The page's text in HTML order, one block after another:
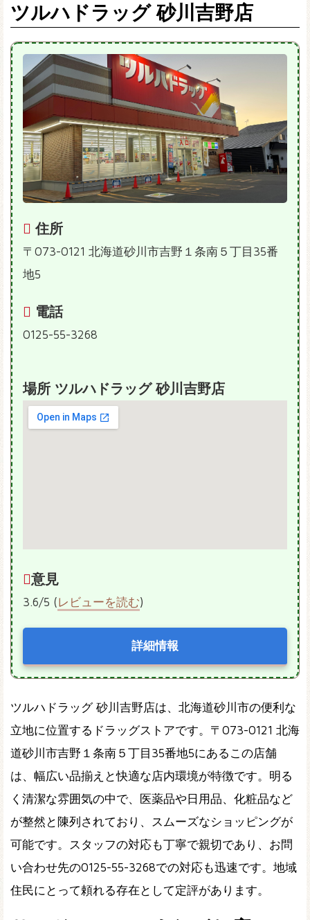
ツルハドラッグ 砂川吉野店
住所
〒073-0121 北海道砂川市吉野１条南５丁目35番
地5
電話
0125-55-3268
場所 ツルハドラッグ 砂川吉野店
意見
3.6/5 (レビューを読む)
詳細情報
ツルハドラッグ 砂川吉野店は、北海道砂川市の便利な
立地に位置するドラッグストアです。〒073-0121 北海
道砂川市吉野１条南５丁目35番地5にあるこの店舗
は、幅広い品揃えと快適な店内環境が特徴です。明る
く清潔な雰囲気の中で、医薬品や日用品、化粧品など
が整然と陳列されており、スムーズなショッピングが
可能です。スタッフの対応も丁寧で親切であり、お問
い合わせ先の0125-55-3268での対応も迅速です。地域
住民にとって頼れる存在として定評があります。